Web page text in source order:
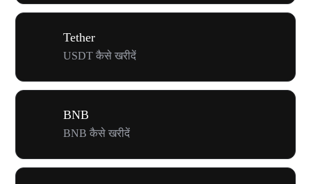
Tether
USDT कैसे खरीदें
BNB
BNB कैसे खरीदें